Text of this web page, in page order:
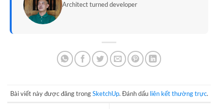
Architect turned developer
Bài viết này được đăng trongSketchUp. Đánh dấu liên kết thường trực.